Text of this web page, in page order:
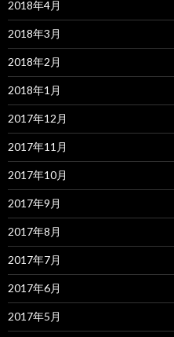
2018年4月
2018年3月
2018年2月
2018年1月
2017年12月
2017年11月
2017年10月
2017年9月
2017年8月
2017年7月
2017年6月
2017年5月